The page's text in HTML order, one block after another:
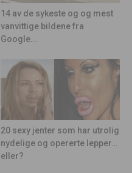
14 av de sykeste og og mest
vanvittige bildene fra
Google...
20 sexy jenter som har utrolig
nydelige og opererte lepper…
eller?